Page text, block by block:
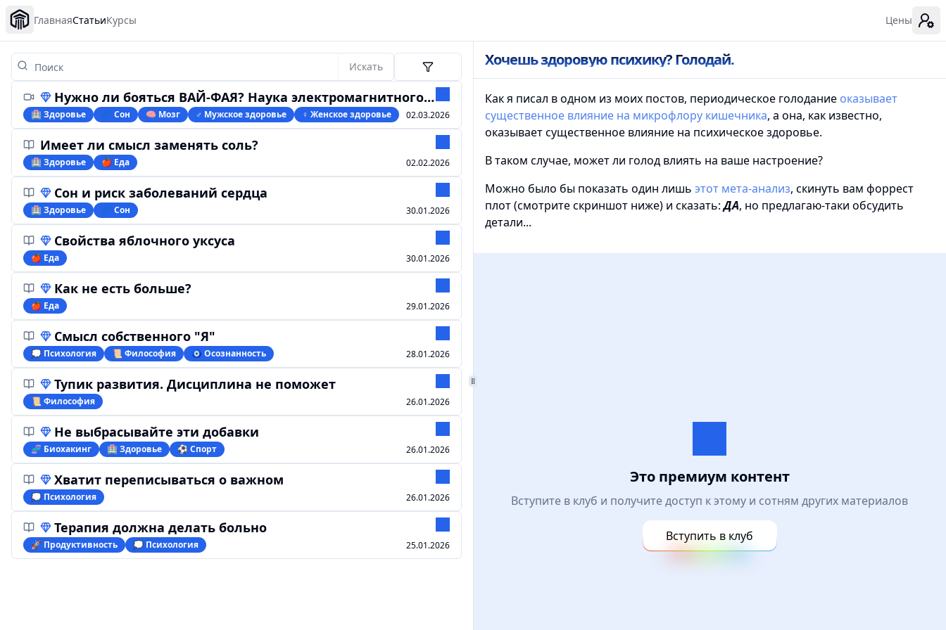
ГлавнаяСтатьиКурсы Цены
Хочешь здоровую психику? Голодай.
Как я писал в одном из моих постов, периодическое голодание оказывает
существенное влияние на микрофлору кишечника, а она, как известно,
оказывает существенное влияние на психическое здоровье.
В таком случае, может ли голод влиять на ваше настроение?
Можно было бы показать один лишь этот мета-анализ, скинуть вам форрест
плот (смотрите скриншот ниже) и сказать:ДА, но предлагаю-таки обсудить
детали...
Это премиум контент
Вступите в клуб и получите доступ к этому и сотням других материалов
Вступить в клуб
Искать
Нужно ли бояться ВАЙ-ФАЯ? Наука электромагнитного излучения
🏥 Здоровье 💤 Сон 🧠 Мозг ♂️ Мужское здоровье ♀ Женское здоровье 02.03.2026
Имеет ли смысл заменять соль?
🏥 Здоровье 🍎 Еда 02.02.2026
Сон и риск заболеваний сердца
🏥 Здоровье 💤 Сон 30.01.2026
Свойства яблочного уксуса
🍎 Еда 30.01.2026
Как не есть больше?
🍎 Еда 29.01.2026
Смысл собственного "Я"
💭 Психология 📜 Философия 🧿 Осознанность 28.01.2026
Тупик развития. Дисциплина не поможет
📜 Философия 26.01.2026
Не выбрасывайте эти добавки
🧬 Биохакинг 🏥 Здоровье ⚽️ Спорт 26.01.2026
Хватит переписываться о важном
💭 Психология 26.01.2026
Терапия должна делать больно
🚀 Продуктивность 💭 Психология 25.01.2026